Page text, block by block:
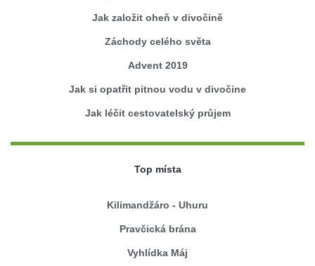
Jak založit oheň v divočině
Záchody celého světa
Advent 2019
Jak si opatřit pitnou vodu v divočine
Jak léčit cestovatelský průjem
Top místa
Kilimandžáro - Uhuru
Pravčická brána
Vyhlídka Máj